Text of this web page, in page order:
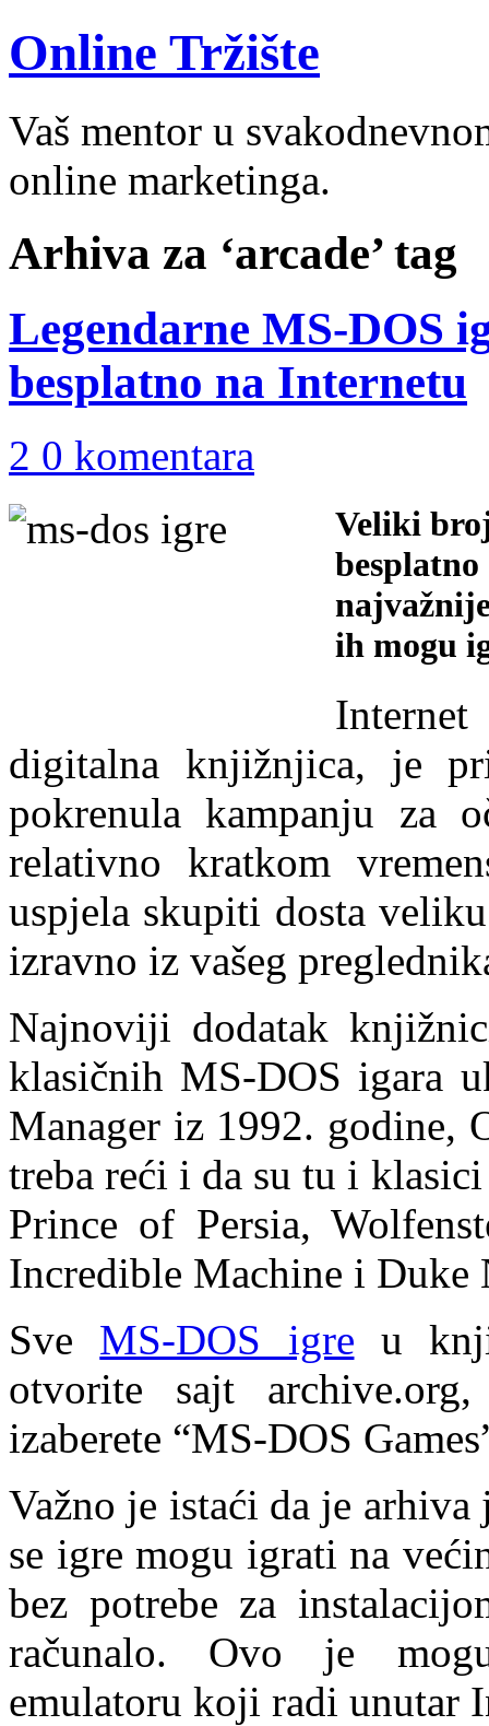
Online Tržište
Vaš mentor u
online marketinga.
Arhiva za ‘arcade’ tag
Legendarne MS-DOS
besplatno na Internetu
2 0 komentara
Veliki
ih mogu
digitalna knjižnjica, je
pokrenula kampanju za
relativno kratkom
uspjela skupiti dosta
izravno iz vašeg
Najnoviji dodatak
klasičnih MS-DOS igara
Manager iz 1992. godine,
treba reći i da su tu i
Prince of Persia,
Incredible Machine i Duke
Sve MS-DOS igre u
otvorite sajt
izaberete “MS-DOS
Važno je istaći da je arhiva
se igre mogu igrati na
bez potrebe za
računalo. Ovo je
emulatoru koji radi unutar